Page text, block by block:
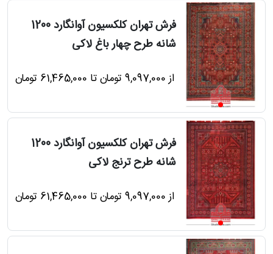
فرش تهران کلکسیون آوانگارد 1200
شانه طرح چهار باغ لاکی
از 9,097,000 تومان تا 61,465,000 تومان
فرش تهران کلکسیون آوانگارد 1200
شانه طرح ترنج لاکی
از 9,097,000 تومان تا 61,465,000 تومان